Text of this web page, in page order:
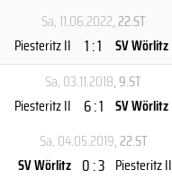
Sa, 11.06.2022, 22.ST
Piesteritz II
1 : 1 SV Wörlitz
Sa, 03.11.2018, 9.ST
Piesteritz II
6 : 1 SV Wörlitz
Sa, 04.05.2019, 22.ST
SV Wörlitz 0 : 3 Piesteritz II